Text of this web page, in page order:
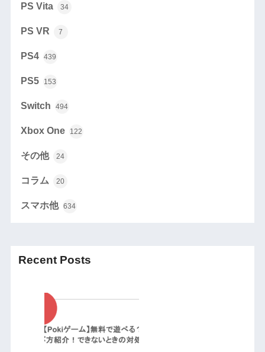
PS Vita 34
PS VR 7
PS4 439
PS5 153
Switch 494
Xbox One 122
その他 24
コラム 20
スマホ他 634
Recent Posts